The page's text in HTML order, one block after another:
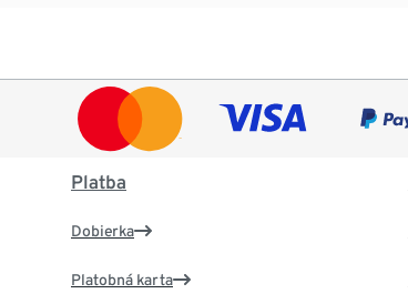
Platba
Dobierka
Platobná karta